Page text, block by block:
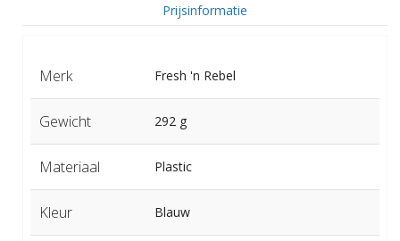
Prijsinformatie
Merk Fresh 'n Rebel
Gewicht 292 g
Materiaal Plastic
Kleur Blauw